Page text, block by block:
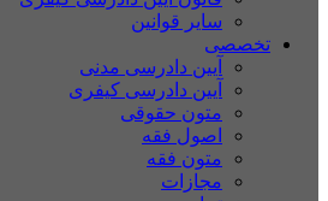
سایر قوانین
تخصصی
آیین دادرسی مدنی
آیین دادرسی کیفری
متون حقوقی
اصول فقه
متون فقه
مجازات